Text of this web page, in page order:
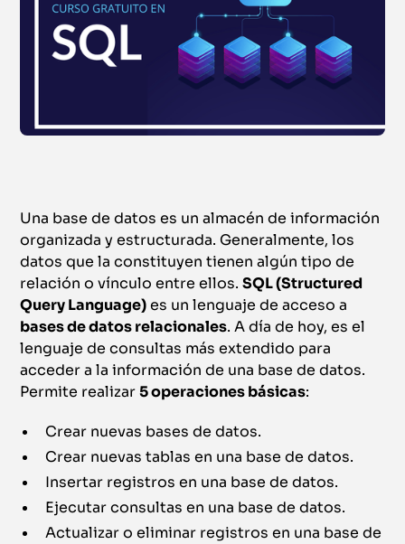
Una base de datos es un almacén de información
organizada y estructurada. Generalmente, los
datos que la constituyen tienen algún tipo de
relación o vínculo entre ellos.SQL (Structured
Query Language)es un lenguaje de acceso a
bases de datos relacionales. A día de hoy, es el
lenguaje de consultas más extendido para
acceder a la información de una base de datos.
Permite realizar5 operaciones básicas:
Crear nuevas bases de datos.
Crear nuevas tablas en una base de datos.
Insertar registros en una base de datos.
Ejecutar consultas en una base de datos.
Actualizar o eliminar registros en una base de